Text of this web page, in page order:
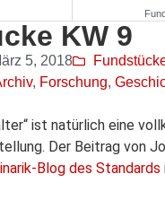
KW 9
5, 2018
, Forschung,
ist natürlich eine
Der Beitrag von
Blog des Standards